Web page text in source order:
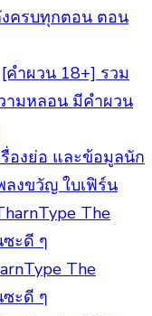
ครบทุกตอน ตอน
[คําผวน 18+] รวม
ามหลอน มีคำผวน
องย่อ และข้อมูลนัก
ลงขวัญ ใบเฟิร์น
The
ะดี ๆ